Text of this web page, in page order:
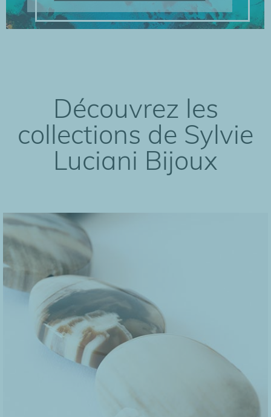
Découvrez les
collections de Sylvie
Luciani Bijoux